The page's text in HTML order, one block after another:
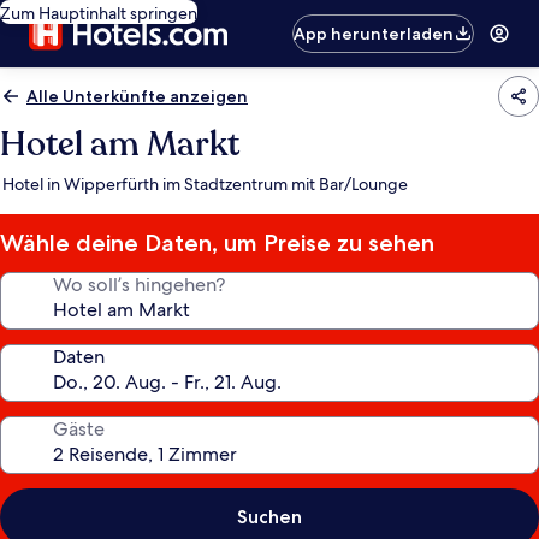
Zum Hauptinhalt springen
App herunterladen
Alle Unterkünfte anzeigen
Hotel am Markt
Hotel in Wipperfürth im Stadtzentrum mit Bar/Lounge
Wähle deine Daten, um Preise zu sehen
Wo soll’s hingehen?
Daten
Gäste
Suchen